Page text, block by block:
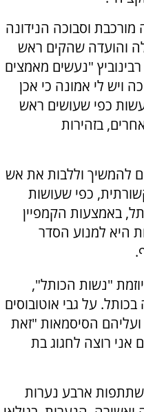
מורכבת וסבוכה הנידונה
והועדה שהקים ראש
"נעשים מאמצים
ויש לי אמונה כי אכן
כפי שעושים ראש
בזהירות
להמשיך וללבות את אש
כפי שעושות
באמצעות הקמפיין
היא למנוע הסדר
"נשות הכותל",
בכותל. על גבי אוטובוסים
הסיסמאות "זאת
אני רוצה לחגוג בת
ארבע נערות